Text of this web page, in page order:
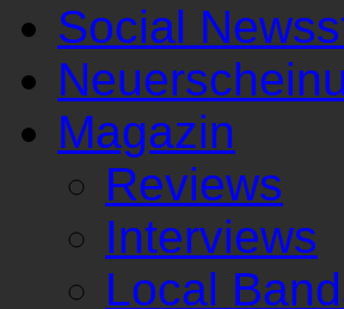
Social
Magazin
Reviews
Interviews
Local